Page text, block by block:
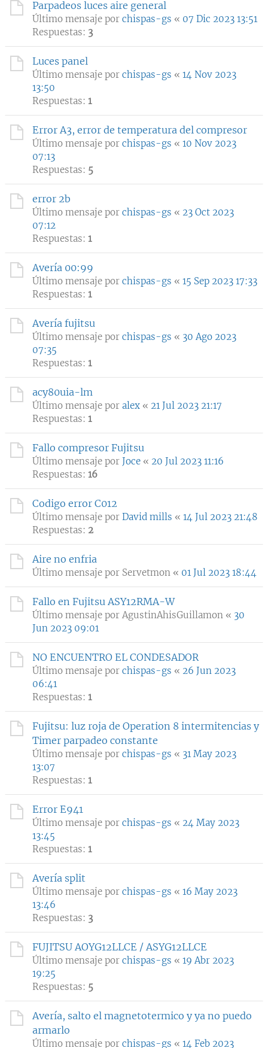
Parpadeos luces aire general
Último mensaje por chispas-gs « 07 Dic 2023 13:51
Respuestas: 3
Luces panel
Último mensaje por chispas-gs « 14 Nov 2023
13:50
Respuestas: 1
Error A3, error de temperatura del compresor
Último mensaje por chispas-gs « 10 Nov 2023
07:13
Respuestas: 5
error 2b
Último mensaje por chispas-gs « 23 Oct 2023
07:12
Respuestas: 1
Avería 00:99
Último mensaje por chispas-gs « 15 Sep 2023 17:33
Respuestas: 1
Avería fujitsu
Último mensaje por chispas-gs « 30 Ago 2023
07:35
Respuestas: 1
acy80uia-lm
Último mensaje por alex « 21 Jul 2023 21:17
Respuestas: 1
Fallo compresor Fujitsu
Último mensaje por Joce « 20 Jul 2023 11:16
Respuestas: 16
Codigo error C012
Último mensaje por David mills « 14 Jul 2023 21:48
Respuestas: 2
Aire no enfria
Último mensaje por Servetmon « 01 Jul 2023 18:44
Fallo en Fujitsu ASY12RMA-W
Último mensaje por AgustinAhisGuillamon « 30
Jun 2023 09:01
NO ENCUENTRO EL CONDESADOR
Último mensaje por chispas-gs « 26 Jun 2023
06:41
Respuestas: 1
Fujitsu: luz roja de Operation 8 intermitencias y
Timer parpadeo constante
Último mensaje por chispas-gs « 31 May 2023
13:07
Respuestas: 1
Error E941
Último mensaje por chispas-gs « 24 May 2023
13:45
Respuestas: 1
Avería split
Último mensaje por chispas-gs « 16 May 2023
13:46
Respuestas: 3
FUJITSU AOYG12LLCE / ASYG12LLCE
Último mensaje por chispas-gs « 19 Abr 2023
19:25
Respuestas: 5
Avería, salto el magnetotermico y ya no puedo
armarlo
Último mensaje por chispas-gs « 14 Feb 2023